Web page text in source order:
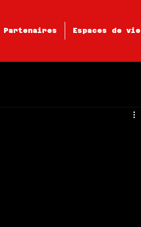
Partenaires Espaces de vie